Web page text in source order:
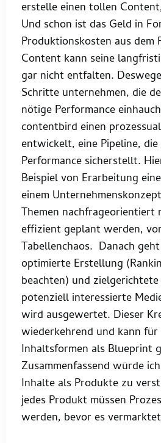
erstelle einen tollen
Und schon ist das Geld in
Produktionskosten aus dem
Content kann seine
gar nicht entfalten.
Schritte unternehmen, die
nötige Performance
contentbird einen
entwickelt, eine Pipeline,
Performance sicherstellt.
Beispiel von Erarbeitung
einem
Themen nachfrageorientiert
effizient geplant werden,
Tabellenchaos. Danach
optimierte Erstellung
beachten) und
potenziell interessierte
wird ausgewertet. Dieser
wiederkehrend und kann für
Inhaltsformen als Blueprint
Zusammenfassend würde
Inhalte als Produkte zu
jedes Produkt müssen
werden, bevor es